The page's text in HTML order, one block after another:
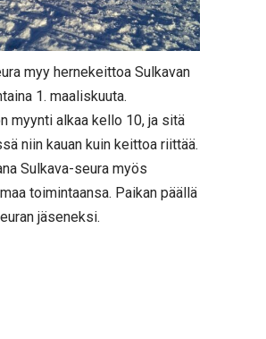
myy hernekeittoa Sulkavan
1. maaliskuuta.
myynti alkaa kello 10, ja sitä
niin kauan kuin keittoa riittää.
Sulkava-seura myös
toimintaansa. Paikan päällä
jäseneksi.